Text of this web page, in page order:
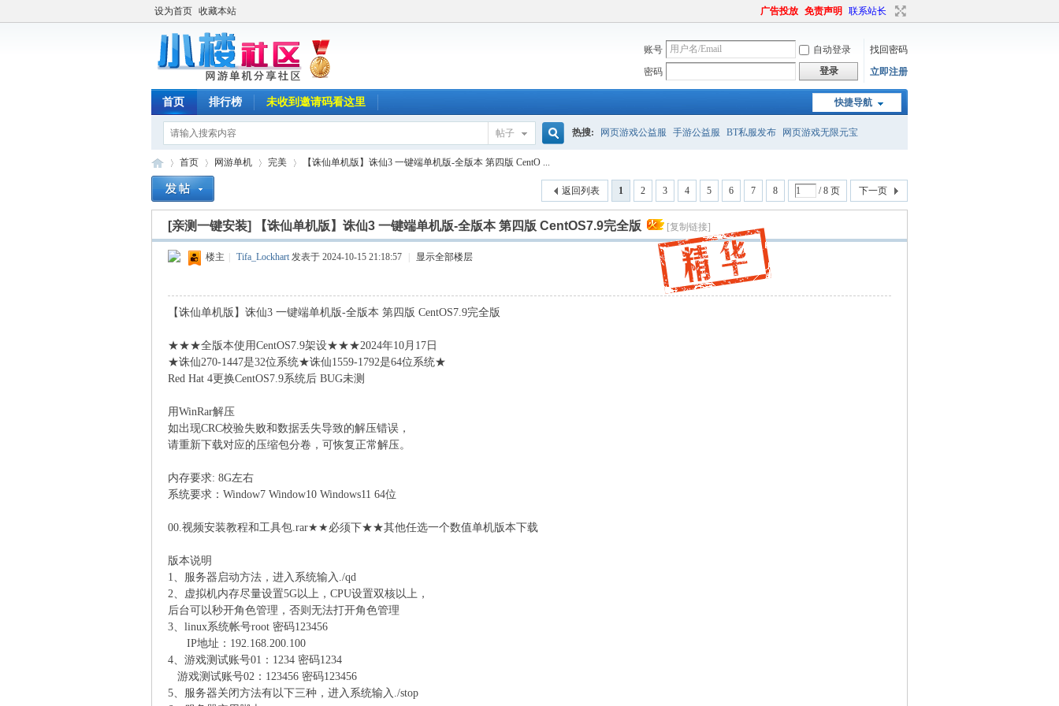
设为首页 收藏本站 广告投放 免责声明 联系站长
账号 自动登录
找回密码
密码
登录 立即注册
快捷导航
首页 排行榜 未收到邀请码看这里
帖子
索
热搜: 网页游戏公益服 手游公益服 BT私服发布 网页游戏无限元宝
首页 网游单机 完美
›
【诛仙单机版】诛仙3 一键端单机版-全版本 第四版 CentO ...
1 2 3 4 5 6 7 8 / 8 页 下一页
返回列表
[亲测一键安装] 【诛仙单机版】诛仙3 一键端单机版-全版本 第四版 CentOS7.9完全版 [复制链接]
楼主 Tifa_Lockhart 发表于 2024-10-15 21:18:57 显示全部楼层
【诛仙单机版】诛仙3 一键端单机版-全版本 第四版 CentOS7.9完全版
★★★全版本使用CentOS7.9架设★★★2024年10月17日
★诛仙270-1447是32位系统★诛仙1559-1792是64位系统★
Red Hat 4更换CentOS7.9系统后 BUG未测
用WinRar解压
如出现CRC校验失败和数据丢失导致的解压错误，
请重新下载对应的压缩包分卷，可恢复正常解压。
内存要求: 8G左右
系统要求：Window7 Window10 Windows11 64位
00.视频安装教程和工具包.rar★★必须下★★其他任选一个数值单机版本下载
版本说明
1、服务器启动方法，进入系统输入./qd
2、虚拟机内存尽量设置5G以上，CPU设置双核以上，
后台可以秒开角色管理，否则无法打开角色管理
3、linux系统帐号root 密码123456
IP地址：192.168.200.100
4、游戏测试账号01：1234 密码1234
游戏测试账号02：123456 密码123456
5、服务器关闭方法有以下三种，进入系统输入./stop